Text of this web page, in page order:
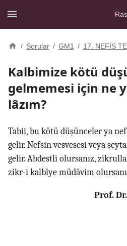
/ Sorular / GM1 / 17. NEFİS
Kalbimize kötü
gelmemesi için ne
lâzım?
Tabii, bu kötü düşünceler ya
gelir. Nefsin vesvesesi veya
gelir. Abdestli olursanız,
zikr-i kalbîye müdâvim
Prof.